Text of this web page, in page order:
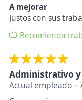
A mejorar
Justos con sus
Recomienda
Administrativo y
Actual empleado